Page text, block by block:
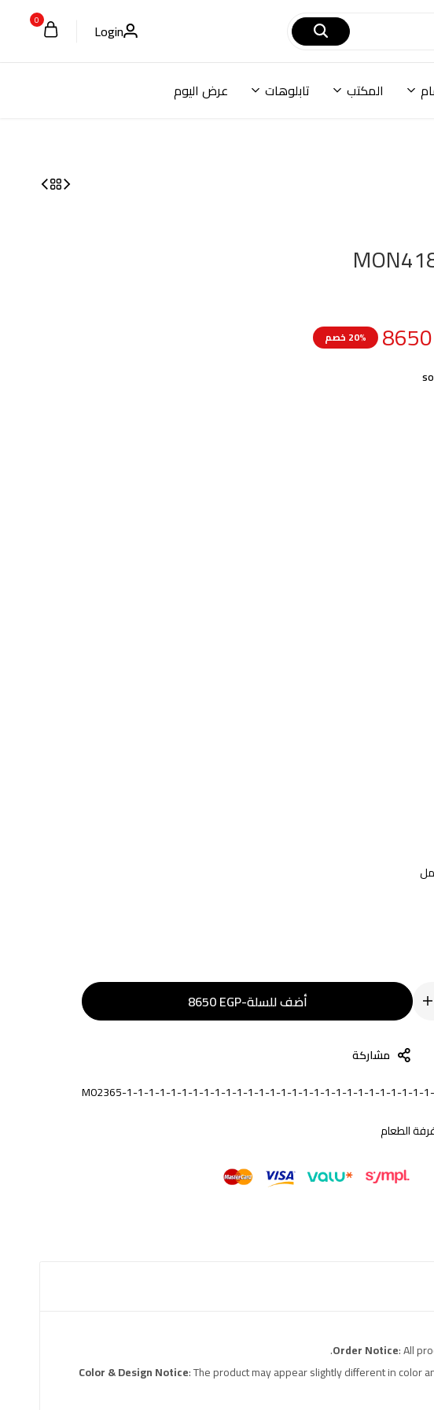
Login
0
المكتب تابلوهات عرض اليوم
8650 20% خصم
أضف للسلة-
8650EGP
مشاركة
M02365-1-1-1-1-1-1-1-1-1-1-1-1-1-1-1-1-1-1-1-1-1-1-1-1-1-1-1-
غرفة الطعام
Order Notice: All
Color & Design Notice: The product may appear slightly different in color